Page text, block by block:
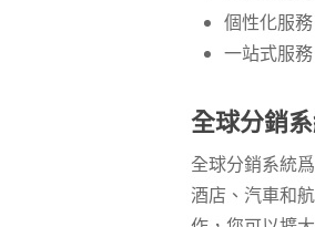
個性化服
一站式服
全球分銷
全球分銷系統
酒店、汽車和